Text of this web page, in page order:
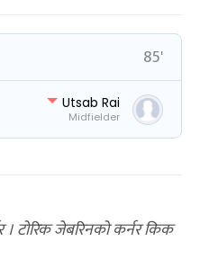
85'
Utsab Rai
Midfielder
। टोरिक जेबरिनको कर्नर किक